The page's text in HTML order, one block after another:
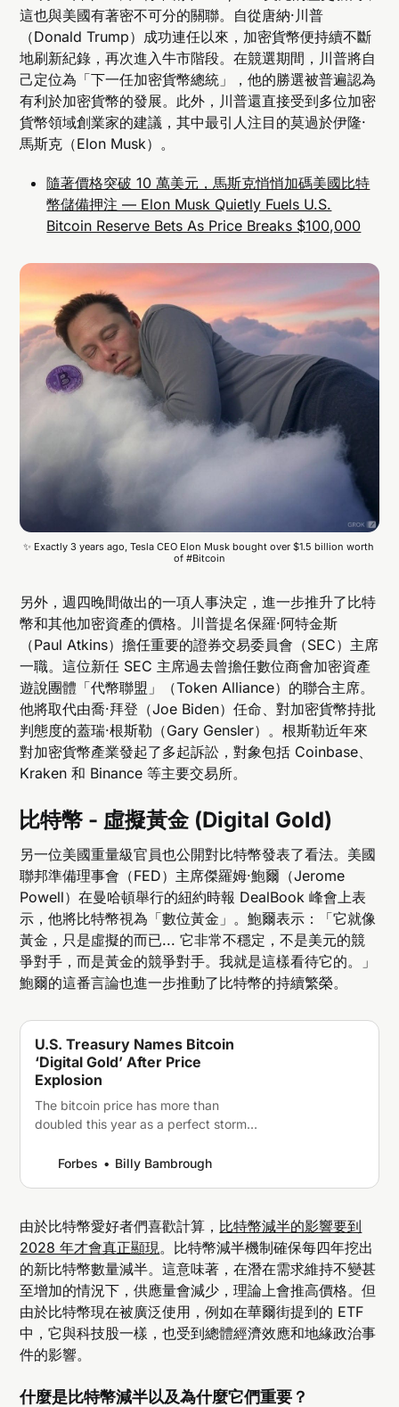
這也與美國有著密不可分的關聯。自從唐納·川普
（Donald Trump）成功連任以來，加密貨幣便持續不斷
地刷新紀錄，再次進入牛市階段。在競選期間，川普將自
己定位為「下一任加密貨幣總統」，他的勝選被普遍認為
有利於加密貨幣的發展。此外，川普還直接受到多位加密
貨幣領域創業家的建議，其中最引人注目的莫過於伊隆·
馬斯克（Elon Musk）。
隨著價格突破 10 萬美元，馬斯克悄悄加碼美國比特
幣儲備押注 — Elon Musk Quietly Fuels U.S.
Bitcoin Reserve Bets As Price Breaks $100,000
✨ Exactly 3 years ago, Tesla CEO Elon Musk bought over $1.5 billion worth
of #Bitcoin
另外，週四晚間做出的一項人事決定，進一步推升了比特
幣和其他加密資產的價格。川普提名保羅·阿特金斯
（Paul Atkins）擔任重要的證券交易委員會（SEC）主席
一職。這位新任 SEC 主席過去曾擔任數位商會加密資產
遊說團體「代幣聯盟」（Token Alliance）的聯合主席。
他將取代由喬·拜登（Joe Biden）任命、對加密貨幣持批
判態度的蓋瑞·根斯勒（Gary Gensler）。根斯勒近年來
對加密貨幣產業發起了多起訴訟，對象包括 Coinbase、
Kraken 和 Binance 等主要交易所。
比特幣 - 虛擬黃金 (Digital Gold)
另一位美國重量級官員也公開對比特幣發表了看法。美國
聯邦準備理事會（FED）主席傑羅姆·鮑爾（Jerome
Powell）在曼哈頓舉行的紐約時報 DealBook 峰會上表
示，他將比特幣視為「數位黃金」。鮑爾表示：「它就像
黃金，只是虛擬的而已... 它非常不穩定，不是美元的競
爭對手，而是黃金的競爭對手。我就是這樣看待它的。」
鮑爾的這番言論也進一步推動了比特幣的持續繁榮。
U.S. Treasury Names Bitcoin
‘Digital Gold’ After Price
Explosion
The bitcoin price has more than
doubled this year as a perfect storm
Forbes
Billy Bambrough
由於比特幣愛好者們喜歡計算， 比特幣減半的影響要到
2028 年才會真正顯現。比特幣減半機制確保每四年挖出
的新比特幣數量減半。這意味著，在潛在需求維持不變甚
至增加的情況下，供應量會減少，理論上會推高價格。但
由於比特幣現在被廣泛使用，例如在華爾街提到的 ETF
中，它與科技股一樣，也受到總體經濟效應和地緣政治事
件的影響。
什麼是比特幣減半以及為什麼它們重要？